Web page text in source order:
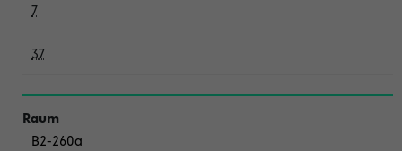
7
37
B2-260a